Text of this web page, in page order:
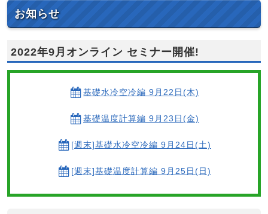
お知らせ
2022年9月オンライン セミナー開催!
基礎水冷空冷編 9月22日(木)
基礎温度計算編 9月23日(金)
[週末]基礎水冷空冷編 9月24日(土)
[週末]基礎温度計算編 9月25日(日)